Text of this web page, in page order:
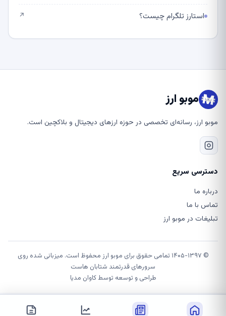
استارز تلگرام چیست؟ ↗
موبو ارز
موبو ارز، رسانه‌ای تخصصی در حوزه ارزهای دیجیتال و بلاکچین است.
دسترسی سریع
درباره ما
تماس با ما
تبلیغات در موبو ارز
© ۱۴۰۵-۱۳۹۷ تمامی حقوق برای موبو ارز محفوظ است. میزبانی شده روی
سرورهای قدرتمند شتابان هاست
طراحی و توسعه توسطکاوان مدیا